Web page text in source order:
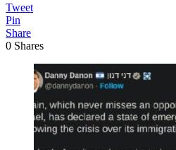
Tweet
Pin
Share
0 Shares